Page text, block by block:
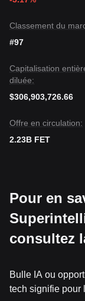
termereste
support
Classement du
#97
Capitalisation
diluée:
$306,903,726.66
Offre en circulation:
2.23B FET
Pour en
consultez
Bulle IA ou
tech signifie pour